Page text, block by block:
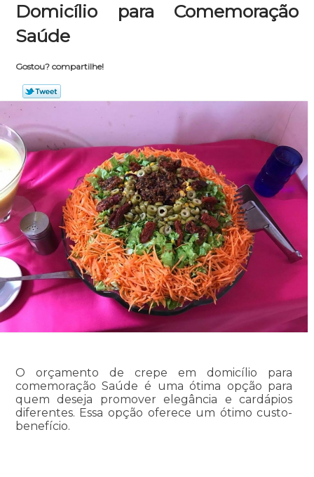
Domicílio para Comemoração
Saúde
Gostou? compartilhe!
O orçamento de crepe em domicílio para
comemoração Saúde é uma ótima opção para
quem deseja promover elegância e cardápios
diferentes. Essa opção oferece um ótimo custo-
benefício.